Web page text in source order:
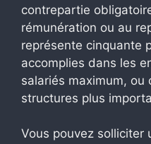
contrepartie
rémunération ou au
représente cinquante
accomplies dans les
salariés maximum, ou
structures plus
Vous pouvez solliciter